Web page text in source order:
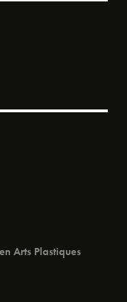
Arts Plastiques